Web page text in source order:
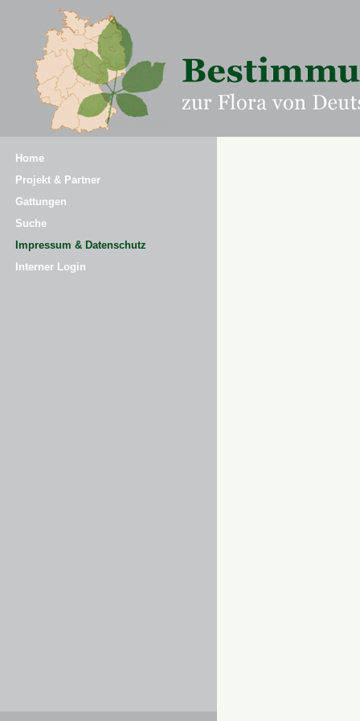
Home
Projekt & Partner
Gattungen
Suche
Impressum & Datenschutz
Interner Login